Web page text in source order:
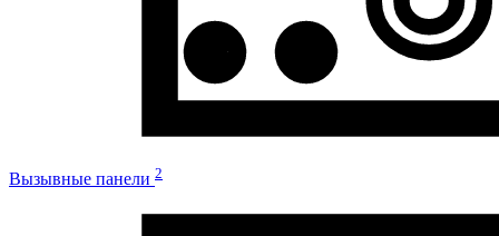
Вызывные панели 2